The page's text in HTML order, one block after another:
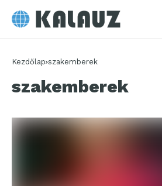
Kezdőlap szakemberek
szakemberek